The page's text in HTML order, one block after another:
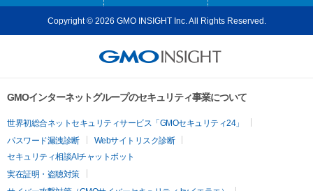
Copyright © 2026 GMO INSIGHT Inc. All Rights Reserved.
GMOインターネットグループのセキュリティ事業について
世界初総合ネットセキュリティサービス「GMOセキュリティ24」
パスワード漏洩診断
Webサイトリスク診断
セキュリティ相談AIチャットボット
実在証明・盗聴対策